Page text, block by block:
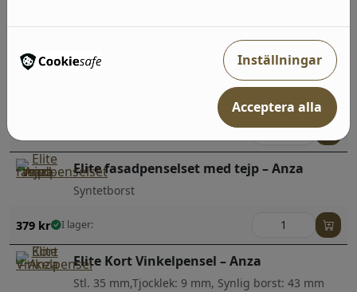
Elite Lång Vinkelpensel – Anza
Stl. 50 mm,Tjocklek: 14 mm, Synlig borst: 49 mm
Elite fasadpenselset med tejp – Anza
Syntetborst
379 kr I lager:
Elite Kort Vinkelpensel – Anza
Stl. 35 mm,Tjocklek: 9 mm, Synlig borst: 43 mm
Inställningar
Acceptera alla